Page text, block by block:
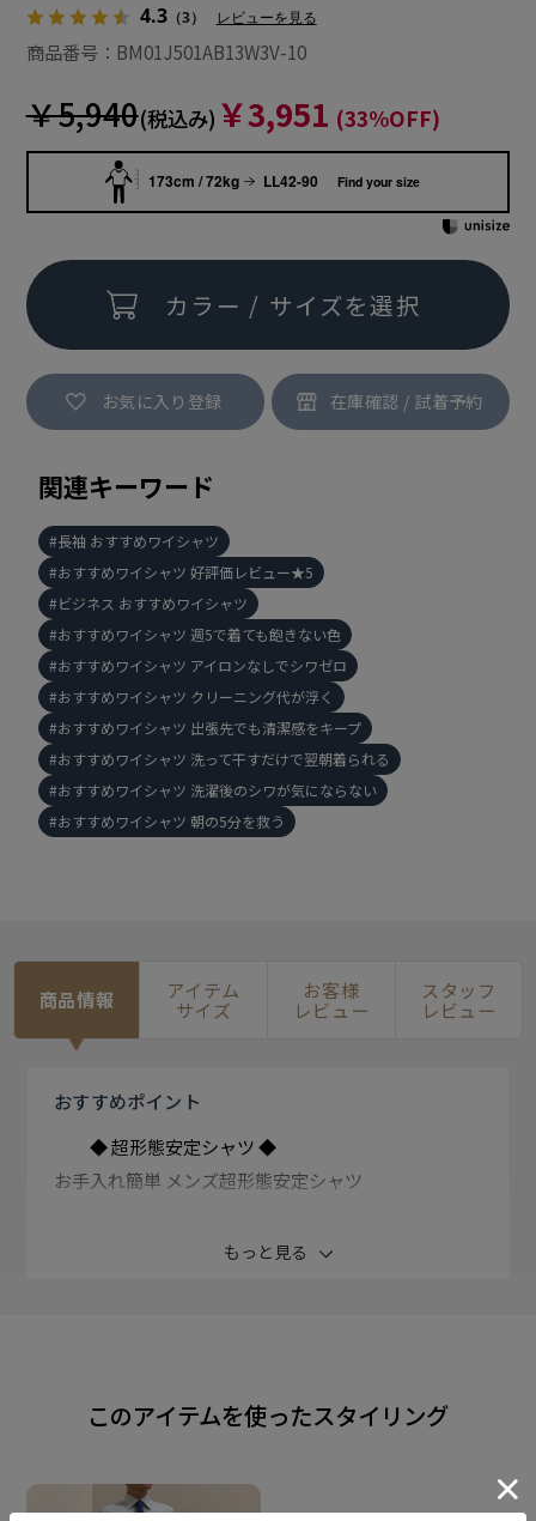
4.3（3） レビューを見る
商品番号：BM01J501AB13W3V-10
￥5,940(税込み) ￥3,951 (33%OFF)
173cm / 72kg LL42-90 Find your size
カラー / サイズを選択
お気に入り登録
関連キーワード
長袖 おすすめワイシャツ
おすすめワイシャツ 好評価レビュー★5
ビジネス おすすめワイシャツ
おすすめワイシャツ 週5で着ても飽きない色
おすすめワイシャツ アイロンなしでシワゼロ
おすすめワイシャツ クリーニング代が浮く
おすすめワイシャツ 出張先でも清潔感をキープ
おすすめワイシャツ 洗って干すだけで翌朝着られる
おすすめワイシャツ 洗濯後のシワが気にならない
おすすめワイシャツ 朝の5分を救う
商品情報 アイテム
サイズ
お客様
レビュー
スタッフ
レビュー
おすすめポイント
◆ 超形態安定シャツ ◆
お手入れ簡単 メンズ超形態安定シャツ
ポリエステル混でお手入れがさらに 楽になった超形態
●肌ざわりやわらか
着心地の良さと高い機能性を追及した 価値ある逸品を
お届けします。
もっと見る
このアイテムを使ったスタイリング